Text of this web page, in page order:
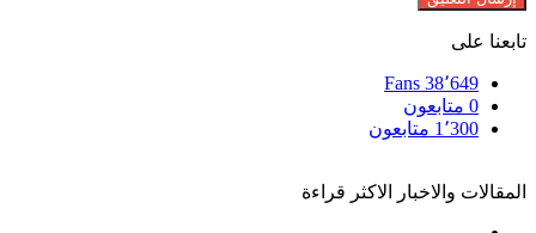
تابعنا على
38٬649 Fans
0 متابعون
1٬300 متابعون
المقالات والاخبار الاكثر قراءة